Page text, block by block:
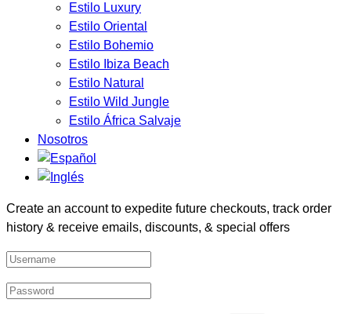
Estilo Luxury
Estilo Oriental
Estilo Bohemio
Estilo Ibiza Beach
Estilo Natural
Estilo Wild Jungle
Estilo África Salvaje
Nosotros
Create an account to expedite future checkouts, track order
history & receive emails, discounts, & special offers